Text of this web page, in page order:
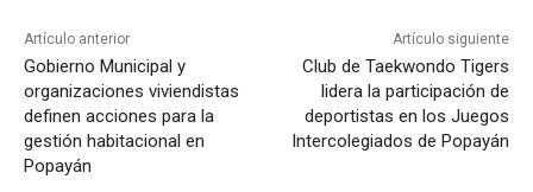
Artículo anterior
Gobierno Municipal y
organizaciones viviendistas
definen acciones para la
gestión habitacional en
Popayán
Artículo siguiente
Club de Taekwondo Tigers
lidera la participación de
deportistas en los Juegos
Intercolegiados de Popayán